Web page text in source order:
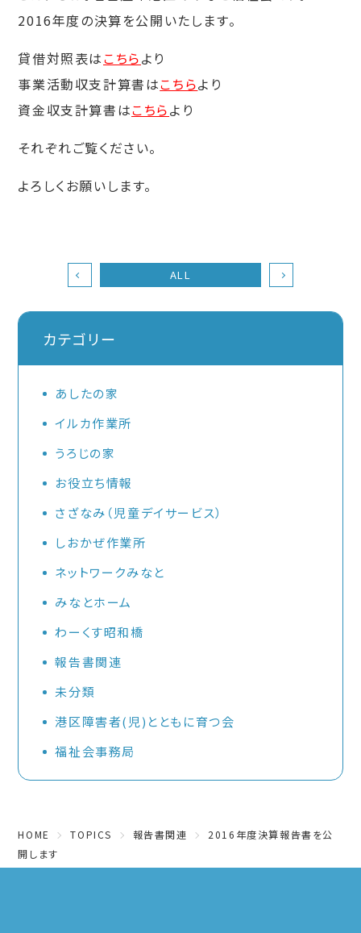
2016年度の決算を公開いたします。
貸借対照表はこちらより
事業活動収支計算書はこちらより
資金収支計算書はこちらより
それぞれご覧ください。
よろしくお願いします。
ALL
カテゴリー
あしたの家
イルカ作業所
うろじの家
お役立ち情報
さざなみ（児童デイサービス）
しおかぜ作業所
ネットワークみなと
みなとホーム
わーくす昭和橋
報告書関連
未分類
港区障害者(児)とともに育つ会
福祉会事務局
HOME TOPICS 報告書関連
2016年度決算報告書を公
開します